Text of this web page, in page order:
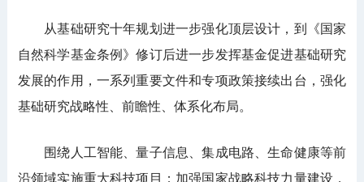
从基础研究十年规划进一步强化顶层设计，到《国家
自然科学基金条例》修订后进一步发挥基金促进基础研究
发展的作用，一系列重要文件和专项政策接续出台，强化
基础研究战略性、前瞻性、体系化布局。
围绕人工智能、量子信息、集成电路、生命健康等前
沿领域实施重大科技项目；加强国家战略科技力量建设，